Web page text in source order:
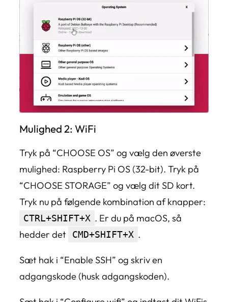
Mulighed 2: WiFi
Tryk på “CHOOSE OS” og vælg den øverste
mulighed: Raspberry Pi OS (32-bit). Tryk på
“CHOOSE STORAGE” og vælg dit SD kort.
Tryk nu på følgende kombination af knapper:
CTRL+SHIFT+X . Er du på macOS, så
hedder det
CMD+SHIFT+X .
Sæt hak i “Enable SSH” og skriv en
adgangskode (husk adgangskoden).